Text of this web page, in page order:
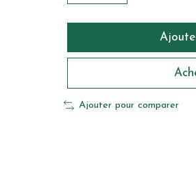
Ajouter pour comparer